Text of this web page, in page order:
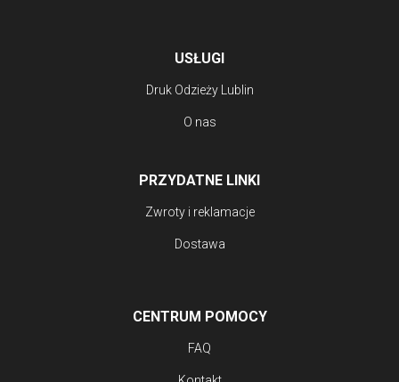
USŁUGI
Druk Odzieży Lublin
O nas
PRZYDATNE LINKI
Zwroty i reklamacje
Dostawa
CENTRUM POMOCY
FAQ